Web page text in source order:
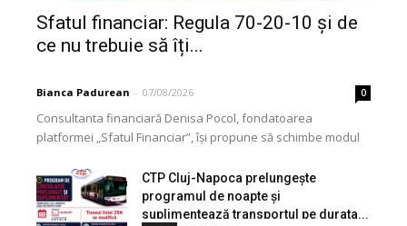
Sfatul financiar: Regula 70-20-10 și de
ce nu trebuie să îți...
Bianca Padurean - 07/08/2026 0
Consultanta financiară Denisa Pocol, fondatoarea
platformei „Sfatul Financiar”, își propune să schimbe modul
de peste...
CTP Cluj-Napoca prelungește
programul de noapte și
suplimentează transportul pe durata...